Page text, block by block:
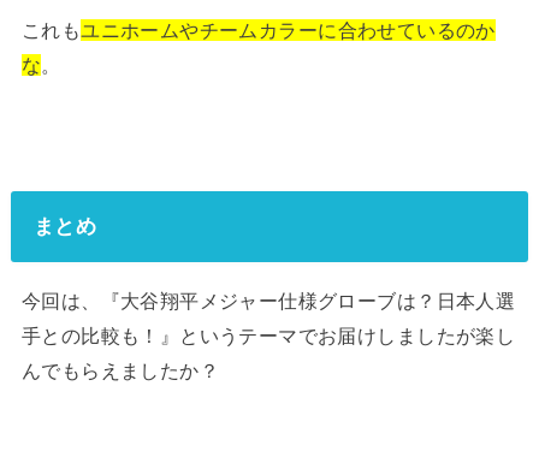
これもユニホームやチームカラーに合わせているのか
な。
まとめ
今回は、『大谷翔平メジャー仕様グローブは？日本人選
手との比較も！』というテーマでお届けしましたが楽し
んでもらえましたか？